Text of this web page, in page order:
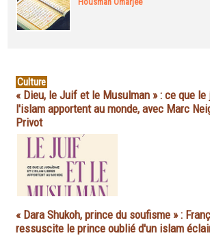
Culture
« Dieu, le Juif et le Musulman » : ce que
l'islam apportent au monde, avec Marc
Privot
« Dara Shukoh, prince du soufisme » :
ressuscite le prince oublié d'un islam